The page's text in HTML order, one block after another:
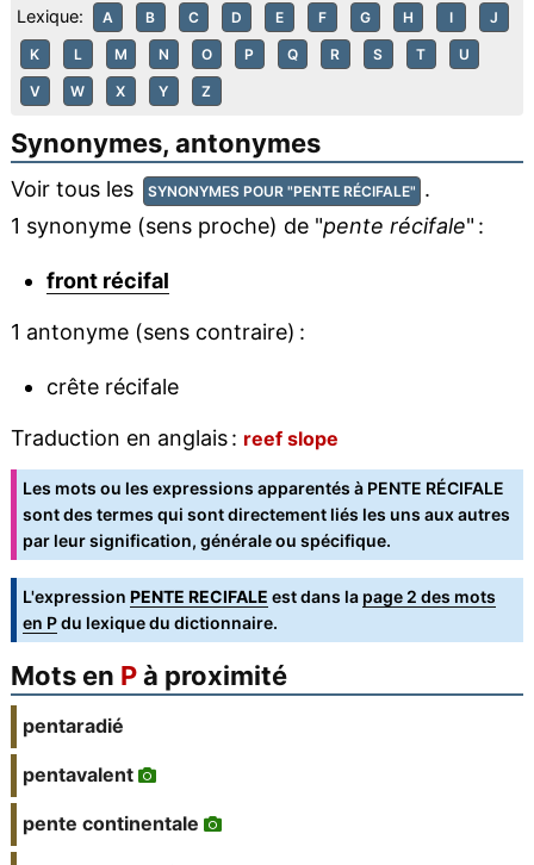
Lexique: A B C D E F G H I J
K L M N O P Q R S T U
V W X Y Z
Synonymes, antonymes
Voir tous les SYNONYMES POUR "PENTE RÉCIFALE" .
1 synonyme (sens proche) de "pente récifale" :
front récifal
1 antonyme (sens contraire) :
crête récifale
Traduction en anglais : reef slope
Les mots ou les expressions apparentés à PENTE RÉCIFALE
sont des termes qui sont directement liés les uns aux autres
par leur signification, générale ou spécifique.
L'expression PENTE RECIFALE est dans la page 2 des mots
en Pdu lexique du dictionnaire.
Mots en Pà proximité
pentaradié
pentavalent
pente continentale